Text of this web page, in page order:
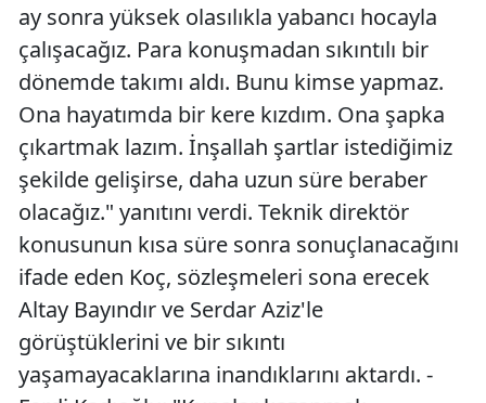
ay sonra yüksek olasılıkla yabancı hocayla
çalışacağız. Para konuşmadan sıkıntılı bir
dönemde takımı aldı. Bunu kimse yapmaz.
Ona hayatımda bir kere kızdım. Ona şapka
çıkartmak lazım. İnşallah şartlar istediğimiz
şekilde gelişirse, daha uzun süre beraber
olacağız." yanıtını verdi. Teknik direktör
konusunun kısa süre sonra sonuçlanacağını
ifade eden Koç, sözleşmeleri sona erecek
Altay Bayındır ve Serdar Aziz'le
görüştüklerini ve bir sıkıntı
yaşamayacaklarına inandıklarını aktardı. -